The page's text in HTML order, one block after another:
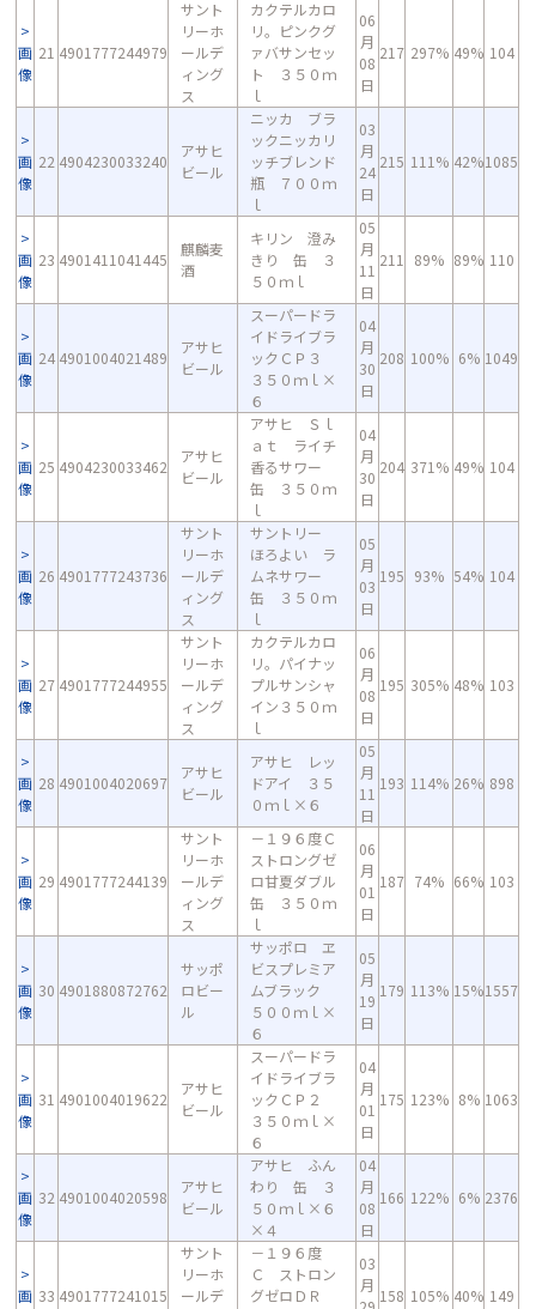
画
像
21 4901777244979
サント
リーホ
ールデ
ィング
ス
カクテルカロ
リ。ピンクグ
ァバサンセッ
ト ３５０ｍ
ｌ
06
月
08
日
217 297% 49% 104
画
像
22 4904230033240
アサヒ
ビール
ニッカ ブラ
ックニッカリ
ッチブレンド
瓶 ７００ｍ
ｌ
03
月
24
日
215 111% 42%1085
画
像
23 4901411041445
麒麟麦
酒
キリン 澄み
きり 缶 ３
５０ｍｌ
05
月
11
日
211 89% 89% 110
画
像
24 4901004021489
アサヒ
ビール
スーパードラ
イドライブラ
ックＣＰ３
３５０ｍｌ×
６
04
月
30
日
208 100% 6% 1049
画
像
25 4904230033462
アサヒ
ビール
アサヒ Ｓｌ
ａｔ ライチ
香るサワー
缶 ３５０ｍ
ｌ
04
月
30
日
204 371% 49% 104
画
像
26 4901777243736
サント
リーホ
ールデ
ィング
ス
サントリー
ほろよい ラ
ムネサワー
缶 ３５０ｍ
ｌ
05
月
03
日
195 93% 54% 104
画
像
27 4901777244955
サント
リーホ
ールデ
ィング
ス
カクテルカロ
リ。パイナッ
プルサンシャ
イン３５０ｍ
ｌ
06
月
08
日
195 305% 48% 103
画
像
28 4901004020697
アサヒ
ビール
アサヒ レッ
ドアイ ３５
０ｍｌ×６
05
月
11
日
193 114% 26% 898
画
像
29 4901777244139
サント
リーホ
ールデ
ィング
ス
－１９６度Ｃ
ストロングゼ
ロ甘夏ダブル
缶 ３５０ｍ
ｌ
06
月
01
日
187 74% 66% 103
画
像
30 4901880872762
サッポ
ロビー
ル
サッポロ ヱ
ビスプレミア
ムブラック
５００ｍｌ×
６
05
月
19
日
179 113% 15%1557
画
像
31 4901004019622
アサヒ
ビール
スーパードラ
イドライブラ
ックＣＰ２
３５０ｍｌ×
６
04
月
01
日
175 123% 8% 1063
画
像
32 4901004020598
アサヒ
ビール
アサヒ ふん
わり 缶 ３
５０ｍｌ×６
×４
04
月
08
日
166 122% 6% 2376
画 33 4901777241015
サント
リーホ
ールデ
－１９６度
Ｃ ストロン
グゼロＤＲ
03
月
158 105% 40% 149